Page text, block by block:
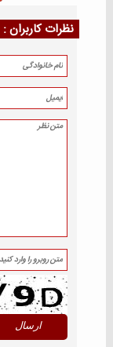
نظرات كاربران :